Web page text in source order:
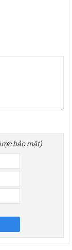
bảo mật)